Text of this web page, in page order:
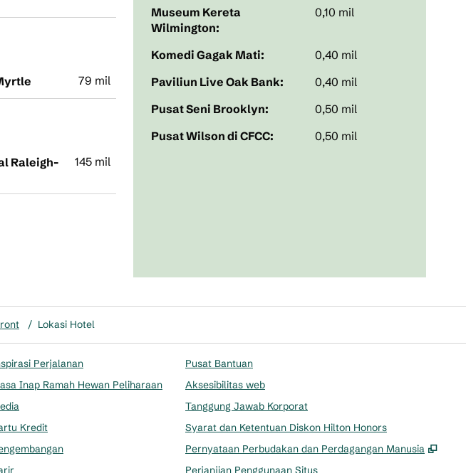
79 mil
Raleigh-
145 mil
Museum Kereta
Wilmington:
0,10 mil
Komedi Gagak Mati:
0,40 mil
Paviliun Live Oak Bank:
0,40 mil
Pusat Seni Brooklyn:
0,50 mil
Pusat Wilson di CFCC:
0,50 mil
/ Lokasi Hotel
Perjalanan
Inap Ramah Hewan Peliharaan
Kredit
Pusat Bantuan
Aksesibilitas web
Tanggung Jawab Korporat
Syarat dan Ketentuan Diskon Hilton Honors
Pernyataan Perbudakan dan Perdagangan Manusia
,
Perjanjian Penggunaan Situs